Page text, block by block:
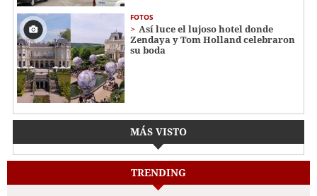
FOTOS
Así luce el lujoso hotel donde
Zendaya y Tom Holland celebraron
su boda
MÁS VISTO
TRENDING